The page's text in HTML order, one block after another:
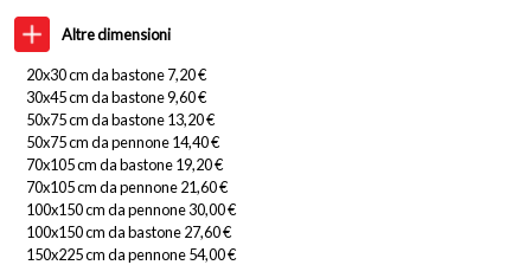
Altre dimensioni
20x30 cm da bastone 7,20 €
30x45 cm da bastone 9,60 €
50x75 cm da bastone 13,20 €
50x75 cm da pennone 14,40 €
70x105 cm da bastone 19,20 €
70x105 cm da pennone 21,60 €
100x150 cm da pennone 30,00 €
100x150 cm da bastone 27,60 €
150x225 cm da pennone 54,00 €